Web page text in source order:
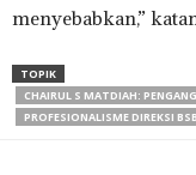
menyebabkan,”
TOPIK
CHAIRUL S MATDIAH:
PROFESIONALISME DIREKSI